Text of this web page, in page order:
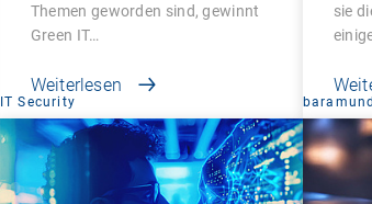
Themen geworden sind, gewinnt
Green IT…
Weiterlesen
sie
IT Security